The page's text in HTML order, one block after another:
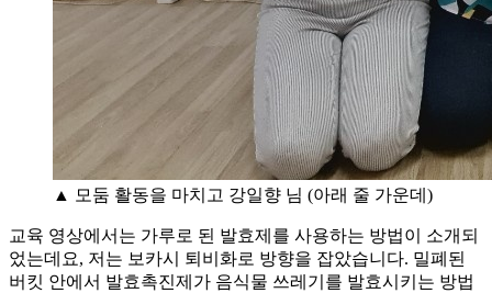
▲ 모둠 활동을 마치고 강일향 님 (아래 줄 가운데)
교육 영상에서는 가루로 된 발효제를 사용하는 방법이 소개되
었는데요, 저는 보카시 퇴비화로 방향을 잡았습니다. 밀폐된
버킷 안에서 발효촉진제가 음식물 쓰레기를 발효시키는 방법